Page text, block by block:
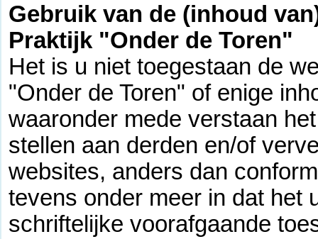
Gebruik van de (inhoud
Praktijk "Onder de Toren"
Het is u niet toegestaan de
"Onder de Toren" of enige
waaronder mede verstaan
stellen aan derden en/of
websites, anders dan
tevens onder meer in dat het
schriftelijke voorafgaande